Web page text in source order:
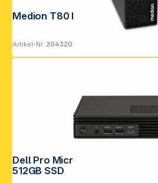
Medion T80 II CI5 32GB
Artikel-Nr.:204320
Dell Pro Micro Plus QBM1250 Core Ultra 7 16GB
512GB SSD